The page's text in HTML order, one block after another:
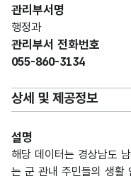
관리부서명
행정과
관리부서 전화번호
055-860-3134
상세 및 제공정보
설명
해당 데이터는 경상남도
는 군 관내 주민들의 생활